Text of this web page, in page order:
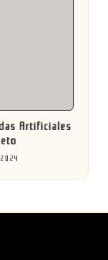
Artificiales